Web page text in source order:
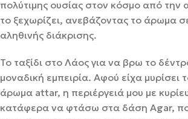
πολύτιμης ουσίας στον κόσμο από την
το ξεχωρίζει, ανεβάζοντας το άρωμα
αληθινής διάκρισης.
Το ταξίδι στο Λάος για να βρω το
μοναδική εμπειρία. Αφού είχα μυρίσει
άρωμα attar, η περιέργειά μου με
κατάφερα να φτάσω στα δάση Agar,